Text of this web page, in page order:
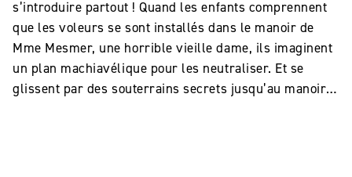
s’introduire partout ! Quand les enfants comprennent
que les voleurs se sont installés dans le manoir de
Mme Mesmer, une horrible vieille dame, ils imaginent
un plan machiavélique pour les neutraliser. Et se
glissent par des souterrains secrets jusqu’au manoir…